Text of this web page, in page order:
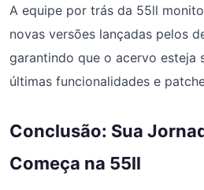
A equipe por trás da 55ll
novas versões lançadas pelos
garantindo que o acervo esteja
últimas funcionalidades e
Conclusão: Sua
Começa na 55ll